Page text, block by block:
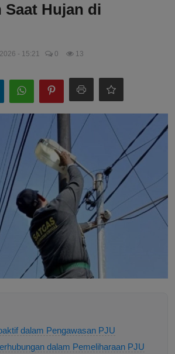
Saat Hujan di
- 15:21 0 13
dalam Pengawasan PJU
dalam Pemeliharaan PJU